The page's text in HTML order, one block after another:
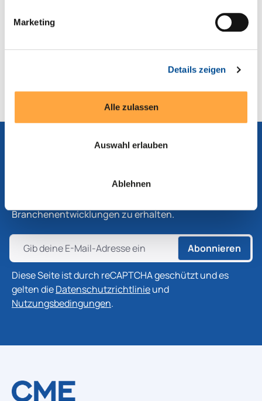
Marketing
Details zeigen
Alle zulassen
Auswahl erlauben
Ablehnen
* Spezielle Zulassungen EN 55032, EN 61000
Serien- und Modellübersicht
Abonnieren Sie unseren Newsletter, um die neuesten
Branchenentwicklungen zu erhalten.
Abonnieren
Diese Seite ist durch reCAPTCHA geschützt und es
gelten dieDatenschutzrichtlinieund
Nutzungsbedingungen.